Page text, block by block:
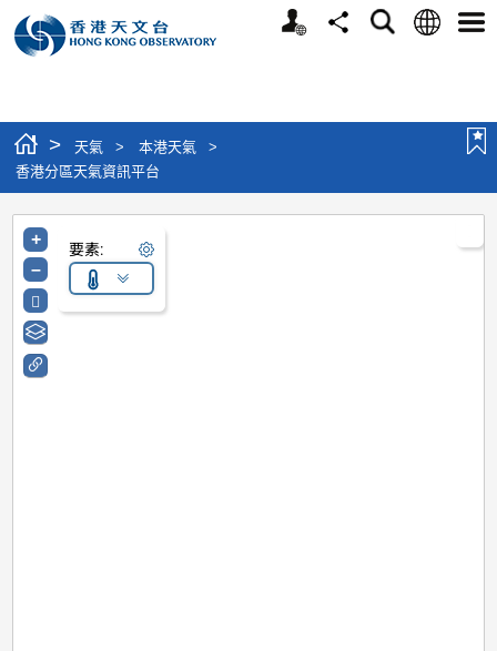
個人版網站
分享 搜尋 語言 選單
> 天氣 > 本港天氣
>
香港分區天氣資訊平台
要素:
+
–